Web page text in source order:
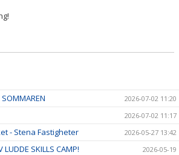
SOMMAREN 2026-07-02 11:20
2026-07-02 11:17
- Stena Fastigheter 2026-05-27 13:42
LUDDE SKILLS CAMP! 2026-05-19